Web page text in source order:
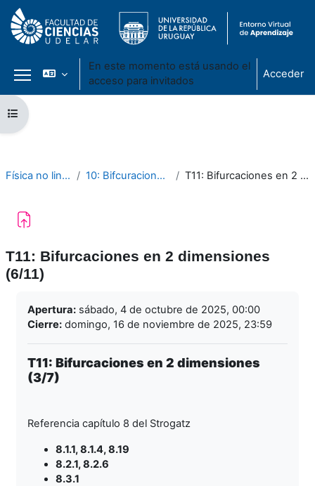
Salta al contenido principal
Panel lateral
En este momento está usando el
acceso para invitados
Acceder
Abrir índice del curso
Física no lineal - 2025 10: Bifcuraciones (2da. parte) T11: Bifurcaciones en 2 dimensiones (6/11)
T11: Bifurcaciones en 2 dimensiones
(6/11)
Apertura: sábado, 4 de octubre de 2025, 00:00
Cierre: domingo, 16 de noviembre de 2025, 23:59
T11: Bifurcaciones en 2 dimensiones
(3/7)
Referencia capítulo 8 del Strogatz
8.1.1, 8.1.4, 8.19
8.2.1, 8.2.6
8.3.1